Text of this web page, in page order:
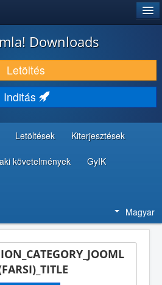
Downloads
Letöltés
Inditás
Letöltések Kiterjesztések
követelmények GyIK
Magyar